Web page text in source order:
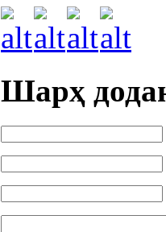
Шарҳ